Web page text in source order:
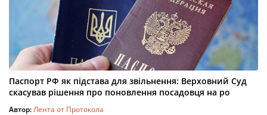
Паспорт РФ як підстава для звільнення: Верховний Суд
скасував рішення про поновлення посадовця на ро
Автор:Лента от Протокола